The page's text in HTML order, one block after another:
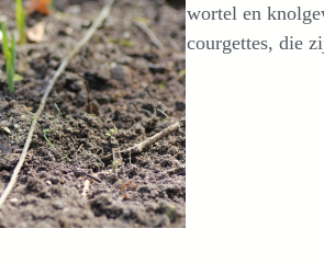
wortel en
courgettes, die